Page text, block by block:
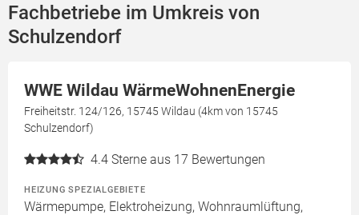
Fachbetriebe im Umkreis von
Schulzendorf
WWE Wildau WärmeWohnenEnergie
Freiheitstr. 124/126, 15745 Wildau (4km von 15745
Schulzendorf)
4.4 Sterne aus 17 Bewertungen
HEIZUNG SPEZIALGEBIETE
Wärmepumpe, Elektroheizung, Wohnraumlüftung,